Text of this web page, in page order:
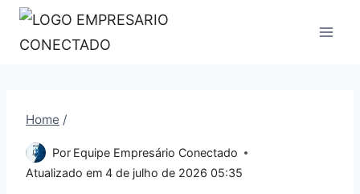
Pular
para
Home /
Por Equipe Empresário Conectado
Atualizado em 4 de julho de 2026 05:35